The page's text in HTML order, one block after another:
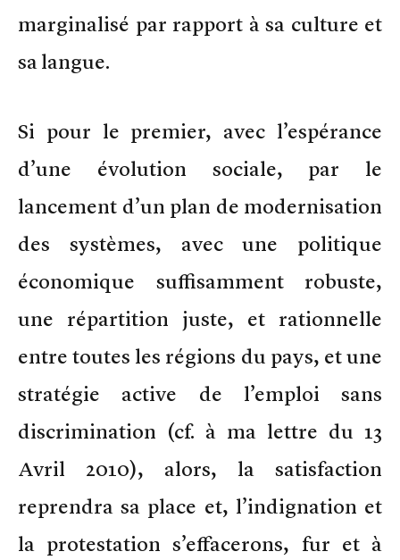
marginalisé par rapport à sa culture et
sa langue.
Si pour le premier, avec l’espérance
d’une évolution sociale, par le
lancement d’un plan de modernisation
des systèmes, avec une politique
économique suffisamment robuste,
une répartition juste, et rationnelle
entre toutes les régions du pays, et une
stratégie active de l’emploi sans
discrimination (cf. à ma lettre du 13
Avril 2010), alors, la satisfaction
reprendra sa place et, l’indignation et
la protestation s’effacerons, fur et à